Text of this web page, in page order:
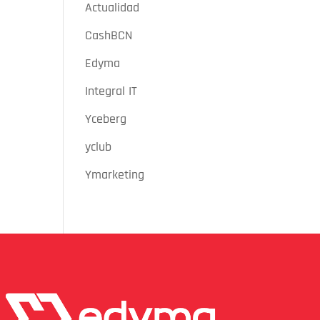
Actualidad
CashBCN
Edyma
Integral IT
Yceberg
yclub
Ymarketing